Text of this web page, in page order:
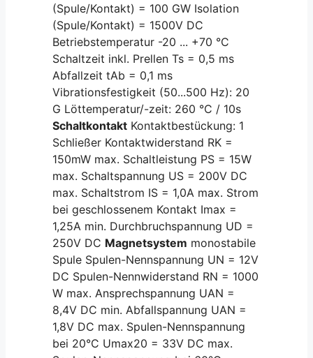
(Spule/Kontakt) = 100 GW Isolation
(Spule/Kontakt) = 1500V DC
Betriebstemperatur -20 ... +70 °C
Schaltzeit inkl. Prellen Ts = 0,5 ms
Abfallzeit tAb = 0,1 ms
Vibrationsfestigkeit (50...500 Hz): 20
G Löttemperatur/-zeit: 260 °C / 10s
Schaltkontakt Kontaktbestückung: 1
Schließer Kontaktwiderstand RK =
150mW max. Schaltleistung PS = 15W
max. Schaltspannung US = 200V DC
max. Schaltstrom IS = 1,0A max. Strom
bei geschlossenem Kontakt Imax =
1,25A min. Durchbruchspannung UD =
250V DC Magnetsystem monostabile
Spule Spulen-Nennspannung UN = 12V
DC Spulen-Nennwiderstand RN = 1000
W max. Ansprechspannung UAN =
8,4V DC min. Abfallspannung UAN =
1,8V DC max. Spulen-Nennspannung
bei 20°C Umax20 = 33V DC max.